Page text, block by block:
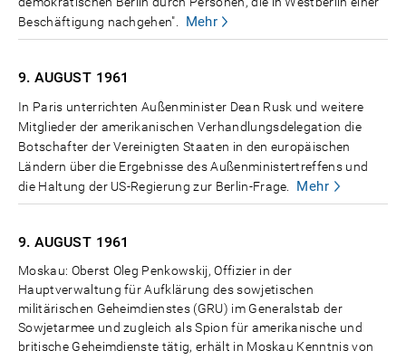
Beschäftigung nachgehen".
Mehr
9. AUGUST 1961
In Paris unterrichten Außenminister Dean Rusk und weitere
Mitglieder der amerikanischen Verhandlungsdelegation die
Botschafter der Vereinigten Staaten in den europäischen
Ländern über die Ergebnisse des Außenministertreffens und
die Haltung der US-Regierung zur Berlin-Frage.
Mehr
9. AUGUST 1961
Moskau: Oberst Oleg Penkowskij, Offizier in der
Hauptverwaltung für Aufklärung des sowjetischen
militärischen Geheimdienstes (GRU) im Generalstab der
Sowjetarmee und zugleich als Spion für amerikanische und
britische Geheimdienste tätig, erhält in Moskau Kenntnis von